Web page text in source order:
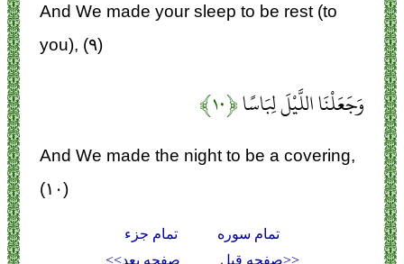
And We made your sleep to be rest (to
you), (۹)
وَجَعَلْنَا اللَّيْلَ لِبَاسًا﴿۱۰﴾
And We made the night to be a covering,
(۱۰)
تمام سوره
تمام جزء
<<صفحه قبل
صفحه بعد>>